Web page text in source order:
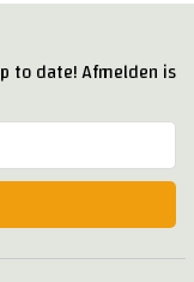
to date! Afmelden is